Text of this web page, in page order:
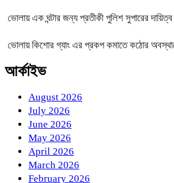
ভোলায় এক ঘন্টার জন্য প্রতীকী পুলিশ সুপারের দায়িত্ব
ভোলায় কিশোর গ্যাং এর প্রকপ কমাতে কঠোর
আর্কাইভ
August 2026
July 2026
June 2026
May 2026
April 2026
March 2026
February 2026